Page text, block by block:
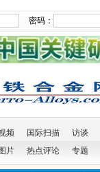
密码：
频 国际扫描
访谈
图片 热点评论 专题